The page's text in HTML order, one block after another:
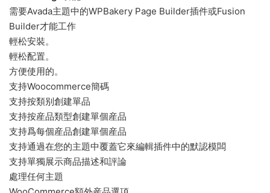
需要Avada主題中的WPBakery Page Builder插件或Fusion
Builder才能工作
輕松安裝。
輕松配置。
方便使用的。
支持Woocommerce簡碼
支持按類别創建單品
支持按産品類型創建單個産品
支持爲每個産品創建單個産品
支持通過在您的主題中覆蓋它來編輯插件中的默認模闆
支持單獨展示商品描述和評論
處理任何主題